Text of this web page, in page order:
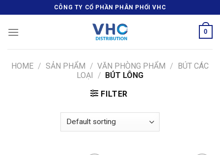
to
content
CÔNG TY CỔ PHẦN PHÂN PHỐI VHC
0
HOME / SẢN PHẨM / VĂN PHÒNG PHẨM / BÚT CÁC
LOẠI
/ BÚT LÔNG
FILTER